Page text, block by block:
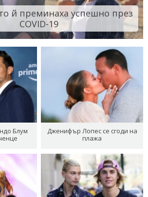
й преминаха успешно през
COVID-19
Блум
Дженифър Лопес се сгоди на
плажа